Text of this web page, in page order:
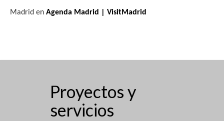
Madrid en Agenda Madrid | VisitMadrid
Proyectos y
servicios